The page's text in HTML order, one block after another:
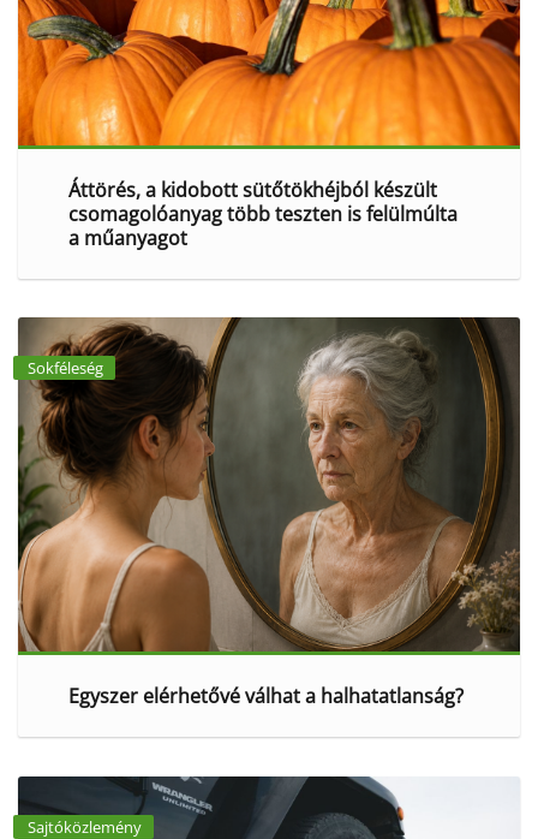
Áttörés, a kidobott sütőtökhéjból készült
csomagolóanyag több teszten is felülmúlta
a műanyagot
Sokféleség
Egyszer elérhetővé válhat a halhatatlanság?
Sajtóközlemény